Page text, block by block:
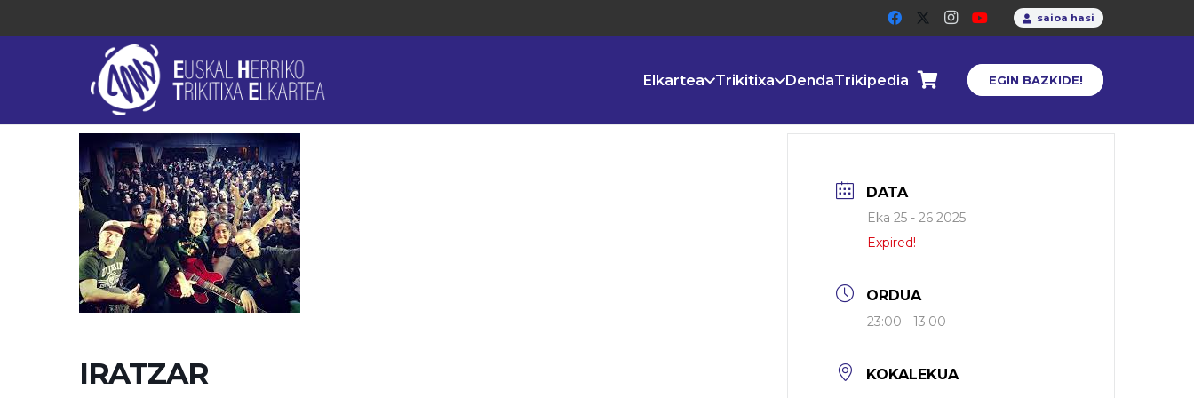
saioa hasi
Elkartea Trikitixa DendaTrikipedia EGIN BAZKIDE!
IRATZAR
DATA
Eka 25 - 26 2025
Expired!
ORDUA
23:00 - 13:00
KOKALEKUA